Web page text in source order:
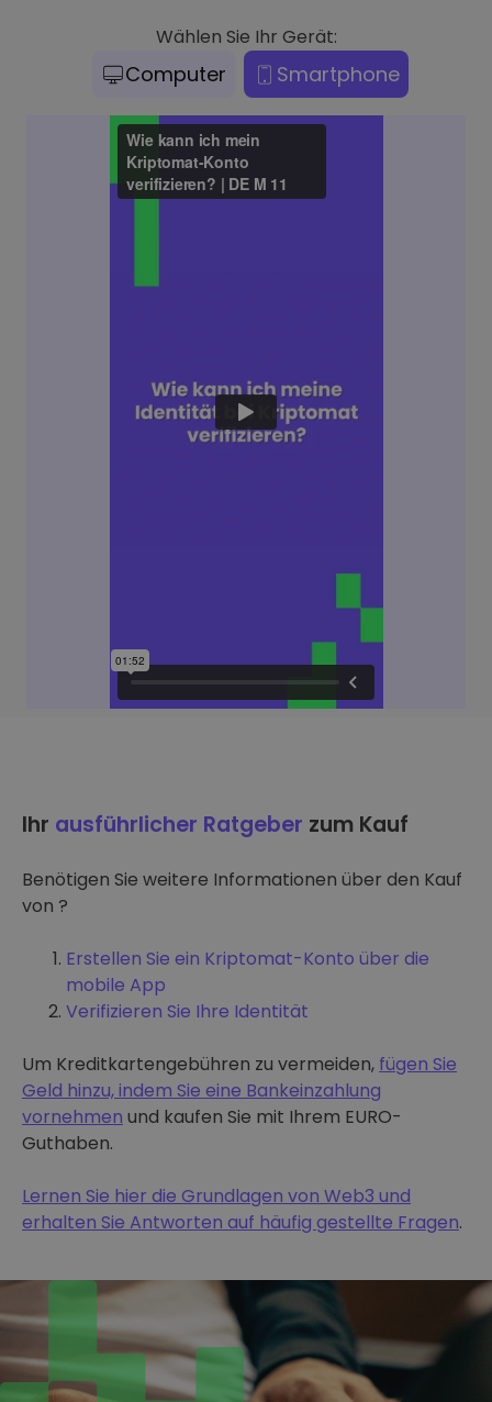
Wählen Sie Ihr Gerät:
Computer Smartphone
Ihr ausführlicher Ratgeber zum Kauf
Benötigen Sie weitere Informationen über den Kauf
von ?
Erstellen Sie ein Kriptomat-Konto über die
mobile App
Verifizieren Sie Ihre Identität
Um Kreditkartengebühren zu vermeiden, fügen Sie
Geld hinzu, indem Sie eine Bankeinzahlung
vornehmen und kaufen Sie mit Ihrem EURO-
Guthaben.
Lernen Sie hier die Grundlagen von Web3 und
erhalten Sie Antworten auf häufig gestellte Fragen.